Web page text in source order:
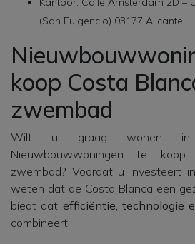
(San Fulgencio) 03177 Alicante
koop Costa
zwembad
Wilt u graag wonen in
Nieuwbouwwoningen te
zwembad? Voordat u investeert
weten dat de Costa Blanca een
biedt dat efficiëntie, technologie
combineert: